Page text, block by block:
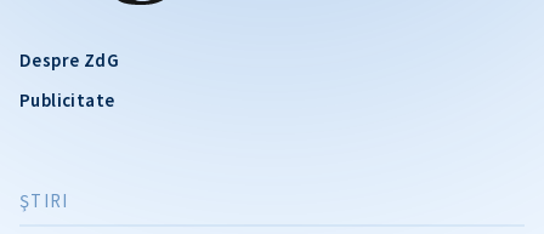
Despre ZdG
Publicitate
ŞTIRI